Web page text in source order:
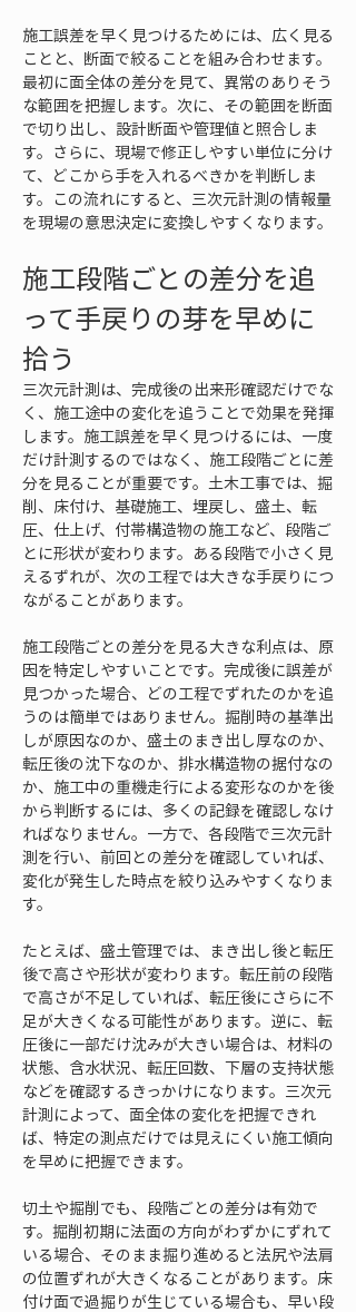
施工誤差を早く見つけるためには、広く見る
ことと、断面で絞ることを組み合わせます。
最初に面全体の差分を見て、異常のありそう
な範囲を把握します。次に、その範囲を断面
で切り出し、設計断面や管理値と照合しま
す。さらに、現場で修正しやすい単位に分け
て、どこから手を入れるべきかを判断しま
す。この流れにすると、三次元計測の情報量
を現場の意思決定に変換しやすくなります。
施工段階ごとの差分を追
って手戻りの芽を早めに
拾う
三次元計測は、完成後の出来形確認だけでな
く、施工途中の変化を追うことで効果を発揮
します。施工誤差を早く見つけるには、一度
だけ計測するのではなく、施工段階ごとに差
分を見ることが重要です。土木工事では、掘
削、床付け、基礎施工、埋戻し、盛土、転
圧、仕上げ、付帯構造物の施工など、段階ご
とに形状が変わります。ある段階で小さく見
えるずれが、次の工程では大きな手戻りにつ
ながることがあります。
施工段階ごとの差分を見る大きな利点は、原
因を特定しやすいことです。完成後に誤差が
見つかった場合、どの工程でずれたのかを追
うのは簡単ではありません。掘削時の基準出
しが原因なのか、盛土のまき出し厚なのか、
転圧後の沈下なのか、排水構造物の据付なの
か、施工中の重機走行による変形なのかを後
から判断するには、多くの記録を確認しなけ
ればなりません。一方で、各段階で三次元計
測を行い、前回との差分を確認していれば、
変化が発生した時点を絞り込みやすくなりま
す。
たとえば、盛土管理では、まき出し後と転圧
後で高さや形状が変わります。転圧前の段階
で高さが不足していれば、転圧後にさらに不
足が大きくなる可能性があります。逆に、転
圧後に一部だけ沈みが大きい場合は、材料の
状態、含水状況、転圧回数、下層の支持状態
などを確認するきっかけになります。三次元
計測によって、面全体の変化を把握できれ
ば、特定の測点だけでは見えにくい施工傾向
を早めに把握できます。
切土や掘削でも、段階ごとの差分は有効で
す。掘削初期に法面の方向がわずかにずれて
いる場合、そのまま掘り進めると法尻や法肩
の位置ずれが大きくなることがあります。床
付け面で過掘りが生じている場合も、早い段